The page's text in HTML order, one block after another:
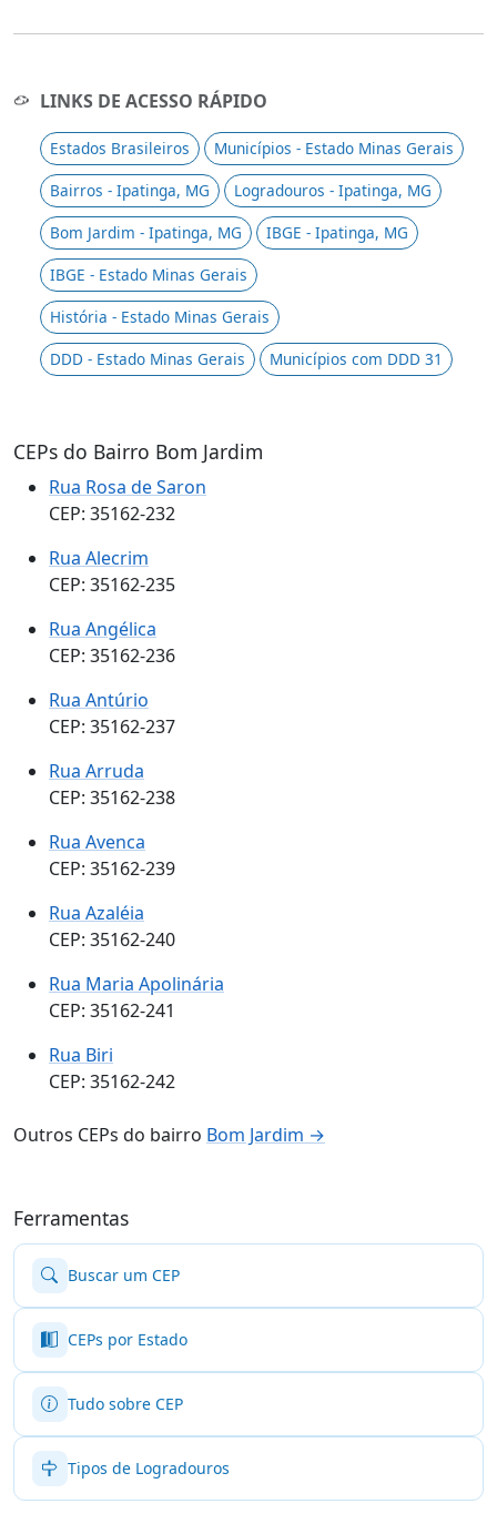
LINKS DE ACESSO RÁPIDO
Estados Brasileiros
Municípios - Estado Minas Gerais
Bairros - Ipatinga, MG
Logradouros - Ipatinga, MG
Bom Jardim - Ipatinga, MG
IBGE - Ipatinga, MG
IBGE - Estado Minas Gerais
História - Estado Minas Gerais
DDD - Estado Minas Gerais
Municípios com DDD 31
CEPs do Bairro Bom Jardim
Rua Rosa de Saron
CEP: 35162-232
Rua Alecrim
CEP: 35162-235
Rua Angélica
CEP: 35162-236
Rua Antúrio
CEP: 35162-237
Rua Arruda
CEP: 35162-238
Rua Avenca
CEP: 35162-239
Rua Azaléia
CEP: 35162-240
Rua Maria Apolinária
CEP: 35162-241
Rua Biri
CEP: 35162-242
Outros CEPs do bairro Bom Jardim →
Ferramentas
Buscar um CEP
CEPs por Estado
Tudo sobre CEP
Tipos de Logradouros